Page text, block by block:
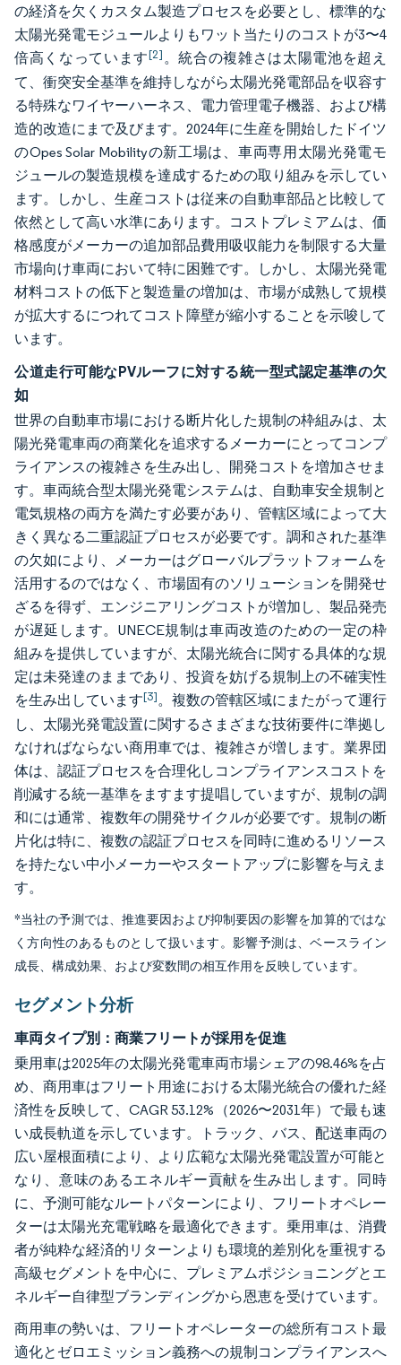
の経済を欠くカスタム製造プロセスを必要とし、標準的な
太陽光発電モジュールよりもワット当たりのコストが3〜4
倍高くなっています[2]。統合の複雑さは太陽電池を超え
て、衝突安全基準を維持しながら太陽光発電部品を収容す
る特殊なワイヤーハーネス、電力管理電子機器、および構
造的改造にまで及びます。2024年に生産を開始したドイツ
のOpes Solar Mobilityの新工場は、車両専用太陽光発電モ
ジュールの製造規模を達成するための取り組みを示してい
ます。しかし、生産コストは従来の自動車部品と比較して
依然として高い水準にあります。コストプレミアムは、価
格感度がメーカーの追加部品費用吸収能力を制限する大量
市場向け車両において特に困難です。しかし、太陽光発電
材料コストの低下と製造量の増加は、市場が成熟して規模
が拡大するにつれてコスト障壁が縮小することを示唆して
います。
公道走行可能なPVルーフに対する統一型式認定基準の欠
如
世界の自動車市場における断片化した規制の枠組みは、太
陽光発電車両の商業化を追求するメーカーにとってコンプ
ライアンスの複雑さを生み出し、開発コストを増加させま
す。車両統合型太陽光発電システムは、自動車安全規制と
電気規格の両方を満たす必要があり、管轄区域によって大
きく異なる二重認証プロセスが必要です。調和された基準
の欠如により、メーカーはグローバルプラットフォームを
活用するのではなく、市場固有のソリューションを開発せ
ざるを得ず、エンジニアリングコストが増加し、製品発売
が遅延します。UNECE規制は車両改造のための一定の枠
組みを提供していますが、太陽光統合に関する具体的な規
定は未発達のままであり、投資を妨げる規制上の不確実性
を生み出しています[3]。複数の管轄区域にまたがって運行
し、太陽光発電設置に関するさまざまな技術要件に準拠し
なければならない商用車では、複雑さが増します。業界団
体は、認証プロセスを合理化しコンプライアンスコストを
削減する統一基準をますます提唱していますが、規制の調
和には通常、複数年の開発サイクルが必要です。規制の断
片化は特に、複数の認証プロセスを同時に進めるリソース
を持たない中小メーカーやスタートアップに影響を与えま
す。
*当社の予測では、推進要因および抑制要因の影響を加算的ではな
く方向性のあるものとして扱います。影響予測は、ベースライン
成長、構成効果、および変数間の相互作用を反映しています。
セグメント分析
車両タイプ別：商業フリートが採用を促進
乗用車は2025年の太陽光発電車両市場シェアの98.46%を占
め、商用車はフリート用途における太陽光統合の優れた経
済性を反映して、CAGR 53.12%（2026〜2031年）で最も速
い成長軌道を示しています。トラック、バス、配送車両の
広い屋根面積により、より広範な太陽光発電設置が可能と
なり、意味のあるエネルギー貢献を生み出します。同時
に、予測可能なルートパターンにより、フリートオペレー
ターは太陽光充電戦略を最適化できます。乗用車は、消費
者が純粋な経済的リターンよりも環境的差別化を重視する
高級セグメントを中心に、プレミアムポジショニングとエ
ネルギー自律型ブランディングから恩恵を受けています。
商用車の勢いは、フリートオペレーターの総所有コスト最
適化とゼロエミッション義務への規制コンプライアンスへ